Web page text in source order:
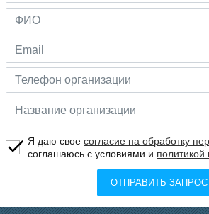
Я даю своесогласие на обработку
соглашаюсь с условиями и
ОТПРАВИТЬ ЗАПРОС